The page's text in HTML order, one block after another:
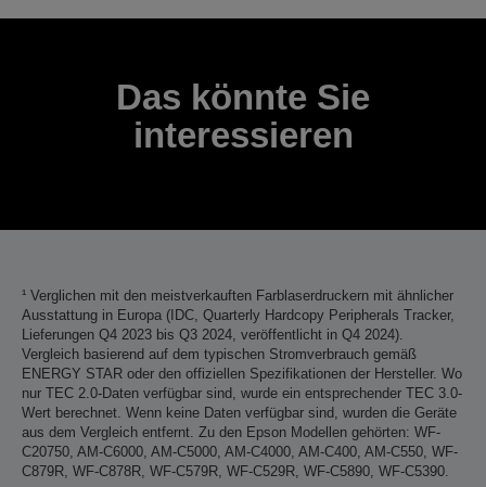
Vielen Dank für das Einreichen Ihrer Einreichung.
mit Ihnen in Verbindung setzen.
Das könnte Sie
interessieren
¹ Verglichen mit den meistverkauften Farblaserdruckern mit ähnlicher
Ausstattung in Europa (IDC, Quarterly Hardcopy Peripherals Tracker,
Lieferungen Q4 2023 bis Q3 2024, veröffentlicht in Q4 2024).
Vergleich basierend auf dem typischen Stromverbrauch gemäß
ENERGY STAR oder den offiziellen Spezifikationen der Hersteller. Wo
nur TEC 2.0-Daten verfügbar sind, wurde ein entsprechender TEC 3.0-
Wert berechnet. Wenn keine Daten verfügbar sind, wurden die Geräte
aus dem Vergleich entfernt. Zu den Epson Modellen gehörten: WF-
C20750, AM-C6000, AM-C5000, AM-C4000, AM-C400, AM-C550, WF-
C879R, WF-C878R, WF-C579R, WF-C529R, WF-C5890, WF-C5390.